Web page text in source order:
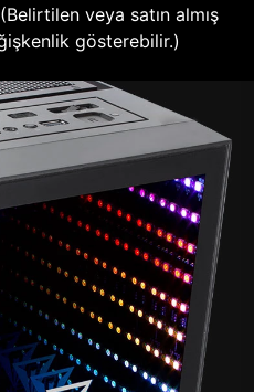
veya satın almış
gösterebilir.)